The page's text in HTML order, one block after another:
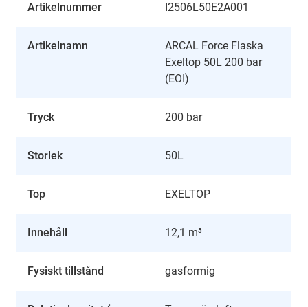
Artikelnummer I2506L50E2A001
Artikelnamn
ARCAL Force Flaska
Exeltop 50L 200 bar
(EOI)
Tryck 200 bar
Storlek 50L
Top EXELTOP
Innehåll 12,1 m³
Fysiskt tillstånd gasformig